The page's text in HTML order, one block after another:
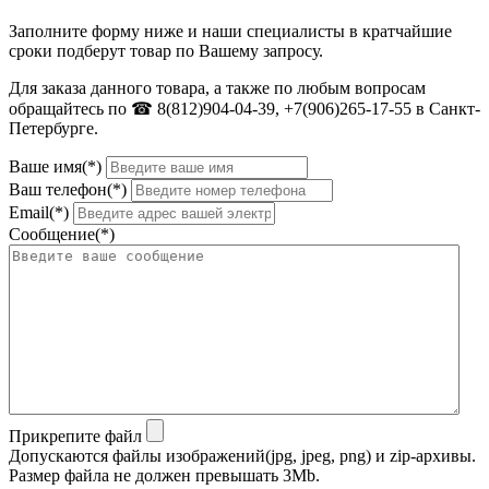
Заполните форму ниже и наши специалисты в кратчайшие
сроки подберут товар по Вашему запросу.
Для заказа данного товара, а также по любым вопросам
обращайтесь по ☎ 8(812)904-04-39, +7(906)265-17-55 в Санкт-
Петербурге.
Ваше имя(*)
Ваш телефон(*)
Email(*)
Сообщение(*)
Прикрепите файл
Допускаются файлы изображений(jpg, jpeg, png) и zip-архивы.
Размер файла не должен превышать 3Mb.